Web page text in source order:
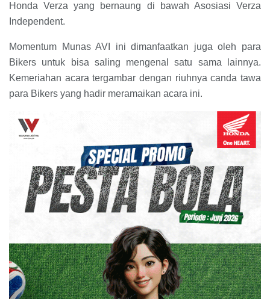
Honda Verza yang bernaung di bawah Asosiasi Verza
Independent.
Momentum Munas AVI ini dimanfaatkan juga oleh para
Bikers untuk bisa saling mengenal satu sama lainnya.
Kemeriahan acara tergambar dengan riuhnya canda tawa
para Bikers yang hadir meramaikan acara ini.